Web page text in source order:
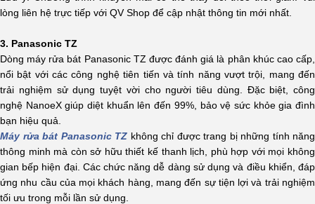
lòng liên hệ trực tiếp với QV Shop để cập nhật thông tin mới nhất.
3. Panasonic TZ
Dòng máy rửa bát Panasonic TZ được đánh giá là phân khúc cao cấp,
nổi bật với các công nghệ tiên tiến và tính năng vượt trội, mang đến
trải nghiệm sử dụng tuyệt vời cho người tiêu dùng. Đặc biệt, công
nghệ NanoeX giúp diệt khuẩn lên đến 99%, bảo vệ sức khỏe gia đình
bạn hiệu quả.
Máy rửa bát Panasonic TZ không chỉ được trang bị những tính năng
thông minh mà còn sở hữu thiết kế thanh lịch, phù hợp với mọi không
gian bếp hiện đại. Các chức năng dễ dàng sử dụng và điều khiển, đáp
ứng nhu cầu của mọi khách hàng, mang đến sự tiện lợi và trải nghiệm
tối ưu trong mỗi lần sử dụng.